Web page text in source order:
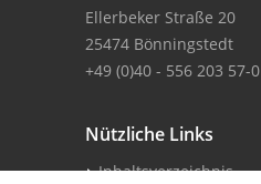
Ellerbeker Straße 20
25474 Bönningstedt
+49 (0)40 - 556 203 57-0
Nützliche Links
Inhaltsverzeichnis